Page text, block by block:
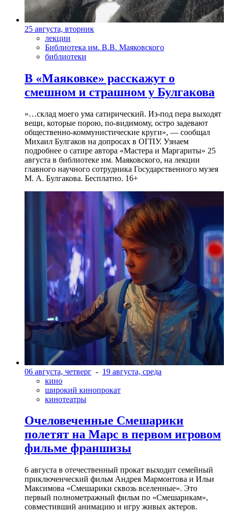
25 августа, вторник
лекции
Библиотека им. В.В. Маяковского
библиотеки
В «Маяковке» расскажут о
смешном и страшном у Булгакова
»…склад моего ума сатирический. Из-под пера выходят
вещи, которые порою, по-видимому, остро задевают
общественно-коммунистические круги», — сообщал
Михаил Булгаков на допросах в ОГПУ. Узнаем
подробнее о сатире автора «Мастера и Маргариты» 25
августа в библиотеке им. Маяковского, на лекции
главного научного сотрудника Государственного музея
М. А. Булгакова. Бесплатно. 16+
06 августа, четверг - 19 августа, среда
кино
широкий кинопрокат
кинотеатры
Очеловеченные Смешарики
полетят на Марс в первом игровом
фильме франшизы
6 августа в отечественный прокат выходит семейный
приключенческий фильм Андрея Мармонтова и Ильи
Максимова «Смешарики сквозь вселенные». Это
первый полнометражный фильм по «Смешарикам»,
совместивший анимацию и игру живых актеров.